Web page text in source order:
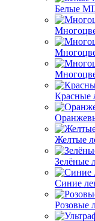
Белые
Красные
Желтые
Зелёные
Синие
Розовые